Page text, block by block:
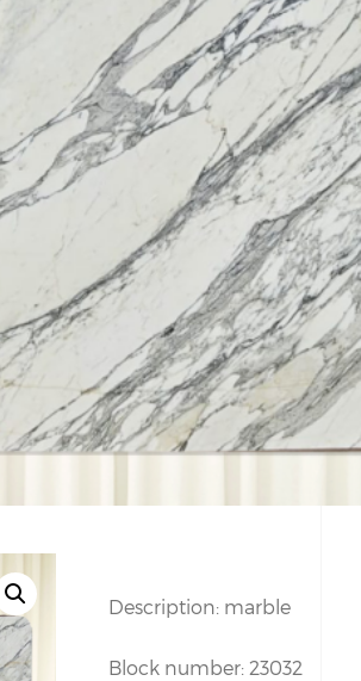
Description: marble
Block number: 23032